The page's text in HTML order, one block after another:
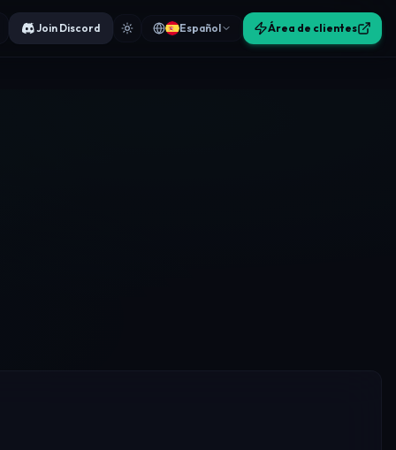
Join Discord Español Área de clientes